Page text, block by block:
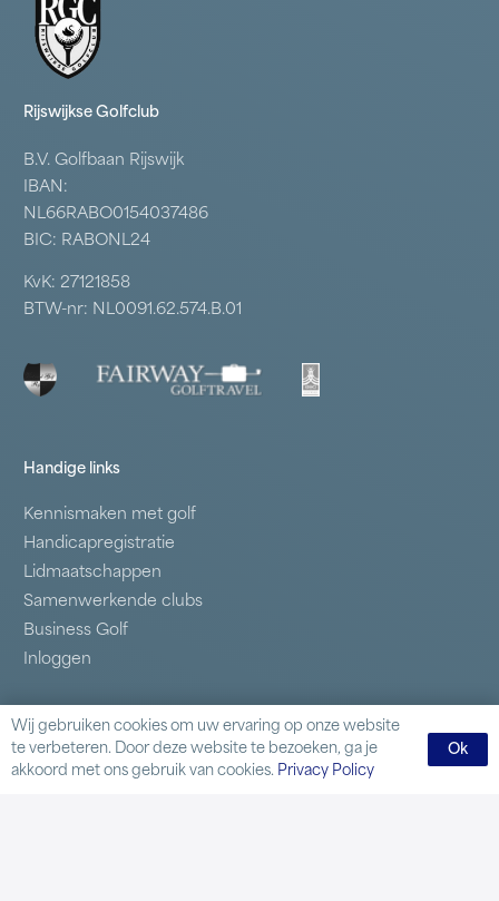
Rijswijkse Golfclub
B.V. Golfbaan Rijswijk
IBAN:
NL66RABO0154037486
BIC: RABONL24
KvK: 27121858
BTW-nr: NL0091.62.574.B.01
Handige links
Kennismaken met golf
Handicapregistratie
Lidmaatschappen
Samenwerkende clubs
Business Golf
Inloggen
Contact
Delftweg 59 2289 AL Rijswijk
Wij gebruiken cookies om uw ervaring op onze website
te verbeteren. Door deze website te bezoeken, ga je
akkoord met ons gebruik van cookies. Privacy Policy
Ok